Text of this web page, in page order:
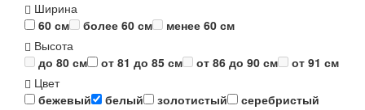
Ширина
60 см
более 60 см
менее 60 см
Высота
до 80 см
от 81 до 85 см от 86 до 90 см
от 91 см
Цвет
бежевый
белый золотистый
серебристый